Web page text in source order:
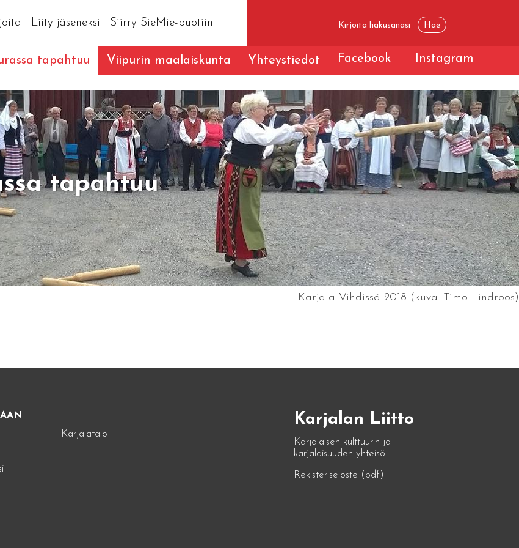
Liity jäseneksi Siirry SieMie-puotiin
tapahtuu Viipurin maalaiskunta Yhteystiedot Facebook Instagram
tapahtuu
Karjala Vihdissä 2018 (kuva: Timo Lindroos)
Karjalatalo
Karjalan Liitto
Karjalaisen kulttuurin ja
karjalaisuuden yhteisö
Rekisteriseloste (pdf)